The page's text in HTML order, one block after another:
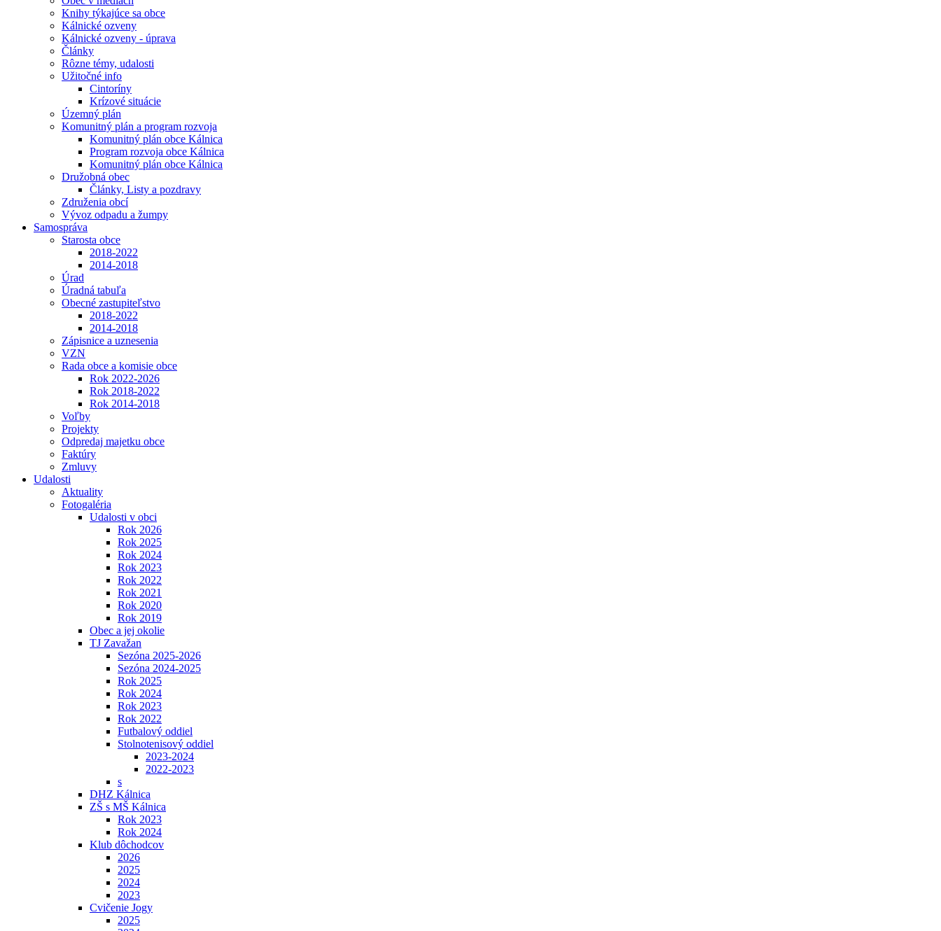
Knihy týkajúce sa obce
Kálnické ozveny
Kálnické ozveny - úprava
Články
Rôzne témy, udalosti
Užitočné info
Cintoríny
Krízové situácie
Územný plán
Komunitný plán a program rozvoja
Komunitný plán obce Kálnica
Program rozvoja obce Kálnica
Komunitný plán obce Kálnica
Družobná obec
Články, Listy a pozdravy
Združenia obcí
Vývoz odpadu a žumpy
Samospráva
Starosta obce
2018-2022
2014-2018
Úrad
Úradná tabuľa
Obecné zastupiteľstvo
2018-2022
2014-2018
Zápisnice a uznesenia
VZN
Rada obce a komisie obce
Rok 2022-2026
Rok 2018-2022
Rok 2014-2018
Voľby
Projekty
Odpredaj majetku obce
Faktúry
Zmluvy
Udalosti
Aktuality
Fotogaléria
Udalosti v obci
Rok 2026
Rok 2025
Rok 2024
Rok 2023
Rok 2022
Rok 2021
Rok 2020
Rok 2019
Obec a jej okolie
TJ Zavažan
Sezóna 2025-2026
Sezóna 2024-2025
Rok 2025
Rok 2024
Rok 2023
Rok 2022
Futbalový oddiel
Stolnotenisový oddiel
2023-2024
2022-2023
s
DHZ Kálnica
ZŠ s MŠ Kálnica
Rok 2023
Rok 2024
Klub dôchodcov
2026
2025
2024
2023
Cvičenie Jogy
2025